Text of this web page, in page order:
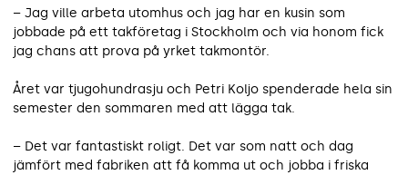
– Jag ville arbeta utomhus och jag har en kusin som
jobbade på ett takföretag i Stockholm och via honom fick
jag chans att prova på yrket takmontör.
Året var tjugohundrasju och Petri Koljo spenderade hela sin
semester den sommaren med att lägga tak.
– Det var fantastiskt roligt. Det var som natt och dag
jämfört med fabriken att få komma ut och jobba i friska